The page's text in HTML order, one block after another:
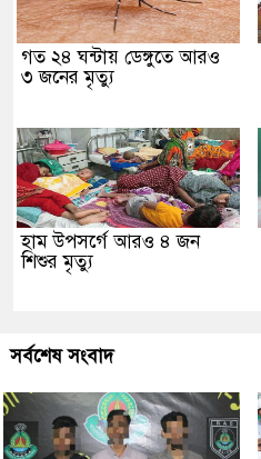
গত ২৪ ঘন্টায় ডেঙ্গুতে আরও
৩ জনের মৃত্যু
হাম উপসর্গে আরও ৪ জন
শিশুর মৃত্যু
সর্বশেষ সংবাদ